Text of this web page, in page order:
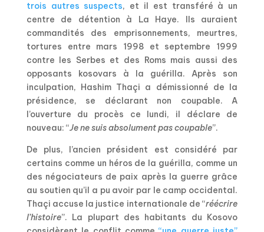
trois autres suspects, et il est transféré à un
centre de détention à La Haye. Ils auraient
commandités des emprisonnements, meurtres,
tortures entre mars 1998 et septembre 1999
contre les Serbes et des Roms mais aussi des
opposants kosovars à la guérilla. Après son
inculpation, Hashim Thaçi a démissionné de la
présidence, se déclarant non coupable. A
l’ouverture du procès ce lundi, il déclare de
nouveau: “Je ne suis absolument pas coupable”.
De plus, l’ancien président est considéré par
certains comme un héros de la guérilla, comme un
des négociateurs de paix après la guerre grâce
au soutien qu’il a pu avoir par le camp occidental.
Thaçi accuse la justice internationale de “réécrire
l’histoire”. La plupart des habitants du Kosovo